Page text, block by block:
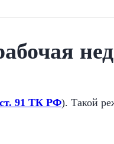
91 ТК РФ). Такой